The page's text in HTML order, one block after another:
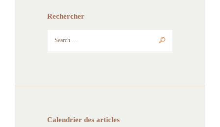
Rechercher
Calendrier des articles